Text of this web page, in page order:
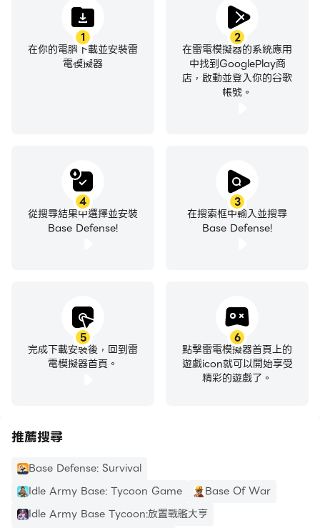
1
在你的電腦下載並安裝雷
電模擬器
2
在雷電模擬器的系統應用
中找到GooglePlay商
店，啟動並登入你的谷歌
帳號。
3
在搜索框中輸入並搜尋
Base Defense!
4
從搜尋結果中選擇並安裝
Base Defense!
5
完成下載安裝後，回到雷
電模擬器首頁。
6
點擊雷電模擬器首頁上的
遊戲icon就可以開始享受
精彩的遊戲了。
推薦搜尋
Base Defense: Survival
Idle Army Base: Tycoon Game
Base Of War
Idle Army Base Tycoon:放置戰艦大亨